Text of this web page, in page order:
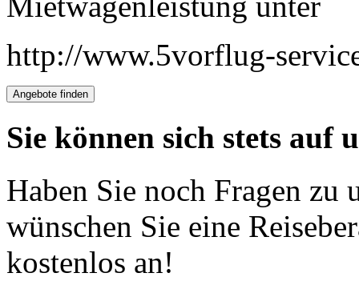
http://www.5vorflug-
Sie können sich stets auf
Haben Sie noch Fragen zu
wünschen Sie eine
kostenlos an!